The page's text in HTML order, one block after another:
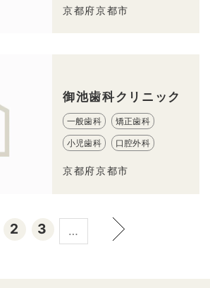
京都府京都市
御池歯科クリニック
一般歯科 矯正歯科
小児歯科 口腔外科
京都府京都市
2 3 …